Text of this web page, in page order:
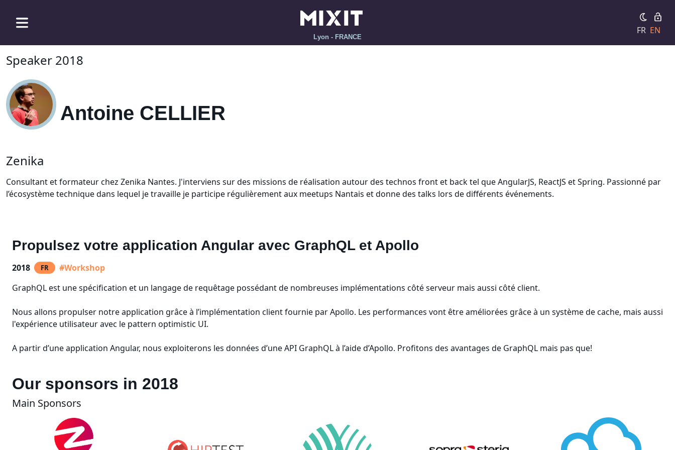
Lyon - FRANCE
FR EN
Speaker 2018
Antoine CELLIER
Zenika
Consultant et formateur chez Zenika Nantes. J'interviens sur des missions de réalisation autour des technos front et back tel que AngularJS, ReactJS et Spring. Passionné par
l’écosystème technique dans lequel je travaille je participe régulièrement aux meetups Nantais et donne des talks lors de différents événements.
Propulsez votre application Angular avec GraphQL et Apollo
2018 FR
#Workshop
GraphQL est une spécification et un langage de requêtage possédant de nombreuses implémentations côté serveur mais aussi côté client.
Nous allons propulser notre application grâce à l’implémentation client fournie par Apollo. Les performances vont être améliorées grâce à un système de cache, mais aussi
l'expérience utilisateur avec le pattern optimistic UI.
A partir d’une application Angular, nous exploiterons les données d’une API GraphQL à l’aide d’Apollo. Profitons des avantages de GraphQL mais pas que!
Our sponsors in 2018
Main Sponsors